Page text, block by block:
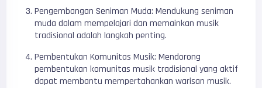
Pengembangan Seniman Muda: Mendukung seniman
muda dalam mempelajari dan memainkan musik
tradisional adalah langkah penting.
Pembentukan Komunitas Musik: Mendorong
pembentukan komunitas musik tradisional yang aktif
dapat membantu mempertahankan warisan musik.